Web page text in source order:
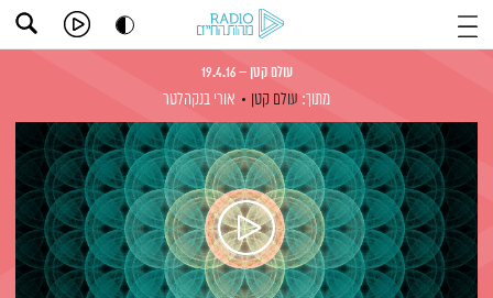
עולם קטן – 19.4.16
מתוך: עולם קטן אורי בנקהלטר